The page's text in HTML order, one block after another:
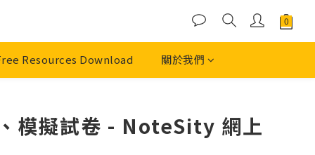
Resources Download 關於我們
模擬試卷 - NoteSity 網上